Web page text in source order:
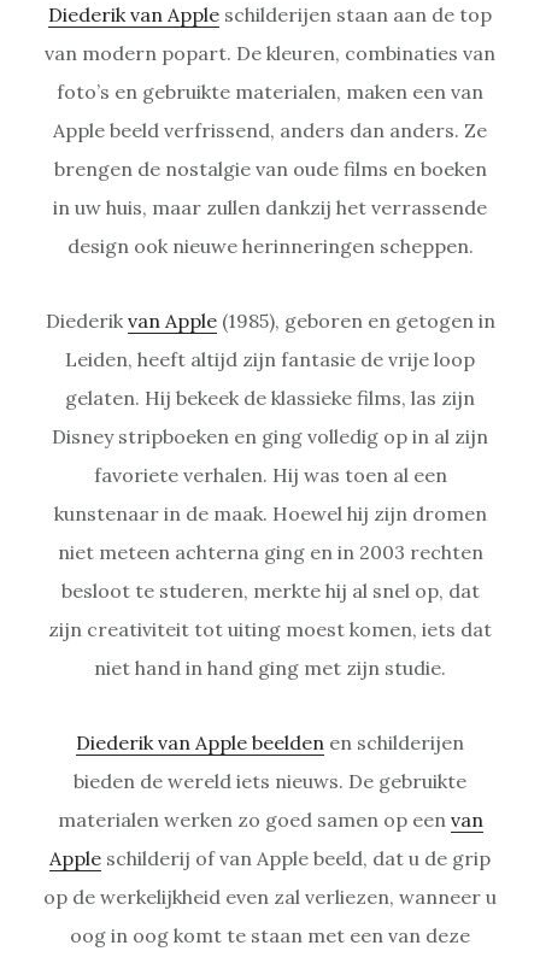
Diederik van Apple schilderijen staan aan de top
van modern popart. De kleuren, combinaties van
foto’s en gebruikte materialen, maken een van
Apple beeld verfrissend, anders dan anders. Ze
brengen de nostalgie van oude films en boeken
in uw huis, maar zullen dankzij het verrassende
design ook nieuwe herinneringen scheppen.
Diederik van Apple(1985), geboren en getogen in
Leiden, heeft altijd zijn fantasie de vrije loop
gelaten. Hij bekeek de klassieke films, las zijn
Disney stripboeken en ging volledig op in al zijn
favoriete verhalen. Hij was toen al een
kunstenaar in de maak. Hoewel hij zijn dromen
niet meteen achterna ging en in 2003 rechten
besloot te studeren, merkte hij al snel op, dat
zijn creativiteit tot uiting moest komen, iets dat
niet hand in hand ging met zijn studie.
Diederik van Apple beelden en schilderijen
bieden de wereld iets nieuws. De gebruikte
materialen werken zo goed samen op een van
Apple schilderij of van Apple beeld, dat u de grip
op de werkelijkheid even zal verliezen, wanneer u
oog in oog komt te staan met een van deze